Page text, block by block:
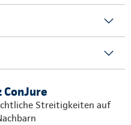
Streitigkeiten auf